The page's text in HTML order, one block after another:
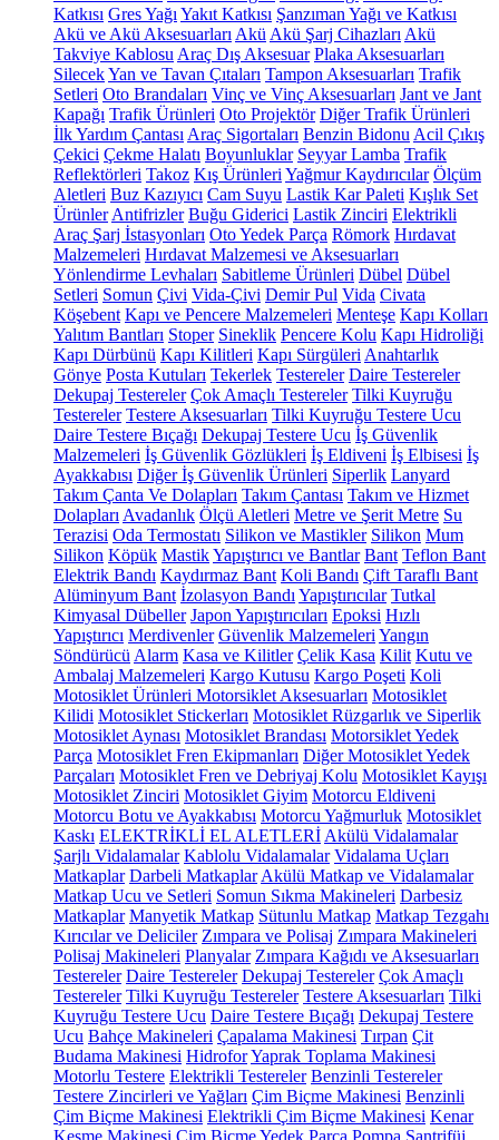
Katkısı Gres Yağı Yakıt Katkısı Şanzıman Yağı ve Katkısı
Akü ve Akü Aksesuarları Akü Akü Şarj Cihazları Akü
Takviye Kablosu Araç Dış Aksesuar Plaka Aksesuarları
SilecekYan ve Tavan Çıtaları Tampon Aksesuarları Trafik
Setleri Oto Brandaları Vinç ve Vinç Aksesuarları Jant ve Jant
Kapağı Trafik Ürünleri Oto Projektör Diğer Trafik Ürünleri
İlk Yardım Çantası Araç Sigortaları Benzin Bidonu Acil Çıkış
Çekici Çekme Halatı Boyunluklar Seyyar Lamba Trafik
Reflektörleri Takoz Kış Ürünleri Yağmur Kaydırıcılar Ölçüm
Aletleri Buz Kazıyıcı Cam Suyu Lastik Kar Paleti Kışlık Set
Ürünler Antifrizler Buğu Giderici Lastik Zinciri Elektrikli
Araç Şarj İstasyonları Oto Yedek Parça Römork Hırdavat
Malzemeleri Hırdavat Malzemesi ve Aksesuarları
Yönlendirme Levhaları Sabitleme Ürünleri Dübel Dübel
Setleri Somun Çivi Vida-Çivi Demir Pul Vida Civata
Köşebent Kapı ve Pencere Malzemeleri Menteşe Kapı Kolları
Yalıtım Bantları Stoper Sineklik Pencere Kolu Kapı Hidroliği
Kapı Dürbünü Kapı Kilitleri Kapı Sürgüleri Anahtarlık
Gönye Posta Kutuları Tekerlek Testereler Daire Testereler
Dekupaj Testereler Çok Amaçlı Testereler Tilki Kuyruğu
Testereler Testere Aksesuarları Tilki Kuyruğu Testere Ucu
Daire Testere Bıçağı Dekupaj Testere Ucu İş Güvenlik
Malzemeleri İş Güvenlik Gözlükleri İş Eldiveni İş Elbisesi İş
Ayakkabısı Diğer İş Güvenlik Ürünleri Siperlik Lanyard
Takım Çanta Ve Dolapları Takım Çantası Takım ve Hizmet
Dolapları Avadanlık Ölçü Aletleri Metre ve Şerit Metre Su
Terazisi Oda Termostatı Silikon ve Mastikler Silikon Mum
Silikon Köpük MastikYapıştırıcı ve Bantlar Bant Teflon Bant
Elektrik Bandı Kaydırmaz Bant Koli Bandı Çift Taraflı Bant
Alüminyum Bant İzolasyon Bandı Yapıştırıcılar Tutkal
Kimyasal Dübeller Japon Yapıştırıcıları Epoksi Hızlı
Yapıştırıcı Merdivenler Güvenlik Malzemeleri Yangın
Söndürücü Alarm Kasa ve Kilitler Çelik Kasa Kilit Kutu ve
Ambalaj Malzemeleri Kargo Kutusu Kargo Poşeti Koli
Motosiklet Ürünleri Motorsiklet Aksesuarları Motosiklet
Kilidi Motosiklet Stickerları Motosiklet Rüzgarlık ve Siperlik
Motosiklet Aynası Motosiklet Brandası Motorsiklet Yedek
Parça Motosiklet Fren Ekipmanları Diğer Motosiklet Yedek
Parçaları Motosiklet Fren ve Debriyaj Kolu Motosiklet Kayışı
Motosiklet Zinciri Motosiklet Giyim Motorcu Eldiveni
Motorcu Botu ve Ayakkabısı Motorcu Yağmurluk Motosiklet
Kaskı ELEKTRİKLİ EL ALETLERİ Akülü Vidalamalar
Şarjlı Vidalamalar Kablolu Vidalamalar Vidalama Uçları
Matkaplar Darbeli Matkaplar Akülü Matkap ve Vidalamalar
Matkap Ucu ve Setleri Somun Sıkma Makineleri Darbesiz
Matkaplar Manyetik Matkap Sütunlu Matkap Matkap Tezgahı
Kırıcılar ve Deliciler Zımpara ve Polisaj Zımpara Makineleri
Polisaj Makineleri Planyalar Zımpara Kağıdı ve Aksesuarları
Testereler Daire Testereler Dekupaj Testereler Çok Amaçlı
Testereler Tilki Kuyruğu Testereler Testere Aksesuarları Tilki
Kuyruğu Testere Ucu Daire Testere Bıçağı Dekupaj Testere
Ucu Bahçe Makineleri Çapalama Makinesi Tırpan Çit
Budama Makinesi HidroforYaprak Toplama Makinesi
Motorlu Testere Elektrikli Testereler Benzinli Testereler
Testere Zincirleri ve Yağları Çim Biçme Makinesi Benzinli
Çim Biçme Makinesi Elektrikli Çim Biçme Makinesi Kenar
Kesme Makinesi Çim Biçme Yedek Parça Pompa Santrifüj